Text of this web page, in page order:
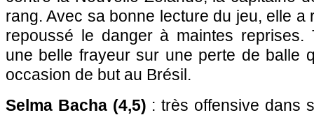
rang. Avec sa bonne lecture du jeu, elle a
repoussé le danger à maintes reprises.
une belle frayeur sur une perte de balle
occasion de but au Brésil.
Selma Bacha (4,5) : très offensive dans